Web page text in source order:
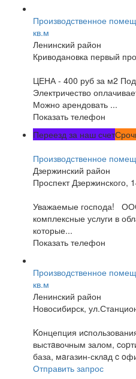
Производственное
кв.м
Ленинский район
Криводановка первый
ЦЕНА - 400 руб за м2 Под
Электричество
Можно арендовать ...
Показать телефон
Переезд за наш счет
Производственное
Дзержинский район
Проспект Дзержинского,
Уважаемые господа!
комплексные услуги в
которые...
Показать телефон
Производственное
кв.м
Ленинский район
Новосибирск,
Koнцепция
выстaвочным залом,
база, мaгазин-склaд c
Отправить запрос